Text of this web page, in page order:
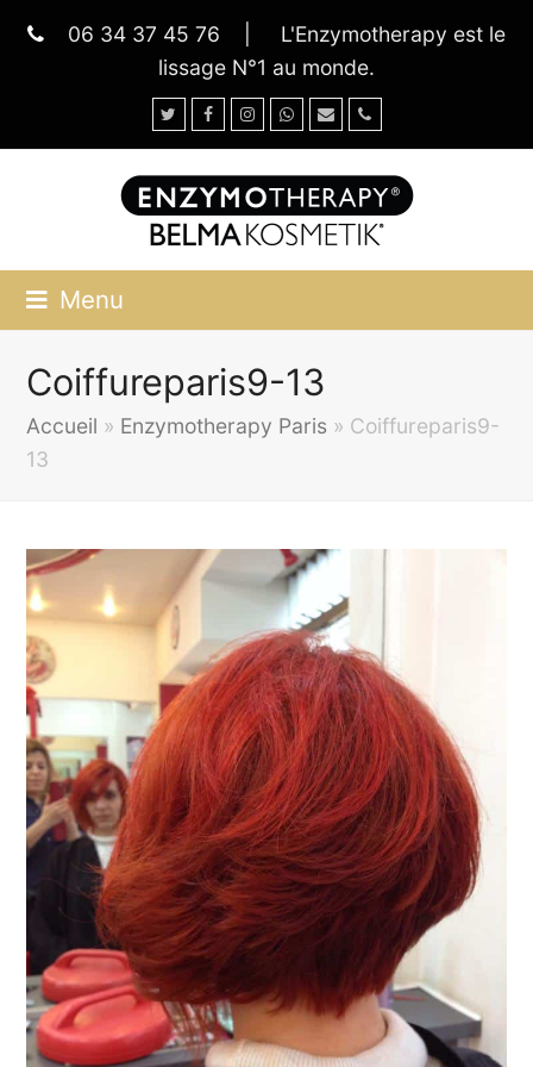
06 34 37 45 76
L'Enzymotherapy est le
lissage N°1 au monde.
TwitterFacebookInstagramWhatsapp
Email
Menu
Coiffureparis9-13
Accueil » Enzymotherapy Paris » Coiffureparis9-
13